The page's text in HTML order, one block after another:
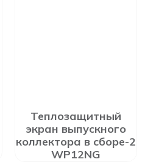
Теплозащитный
экран выпускного
коллектора в сборе-2
WP12NG